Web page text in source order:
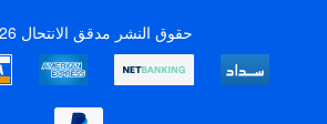
© حقوق النشر مدقق الانتحال 2026